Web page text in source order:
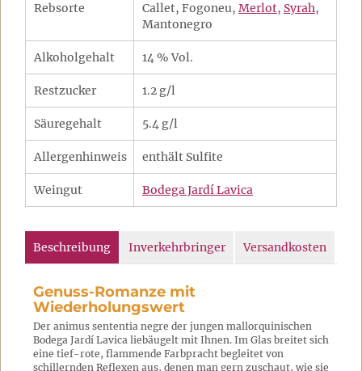
Rebsorte Callet, Fogoneu, Merlot, Syrah,
Mantonegro
Alkoholgehalt 14 % Vol.
Restzucker 1.2 g/l
Säuregehalt 5.4 g/l
Allergenhinweis enthält Sulfite
Weingut Bodega Jardí Lavica
Beschreibung Inverkehrbringer Versandkosten
Genuss-Romanze mit
Wiederholungswert
Der animus sententia negre der jungen mallorquinischen
Bodega Jardí Lavica liebäugelt mit Ihnen. Im Glas breitet sich
eine tief-rote, flammende Farbpracht begleitet von
schillernden Reflexen aus, denen man gern zuschaut, wie sie